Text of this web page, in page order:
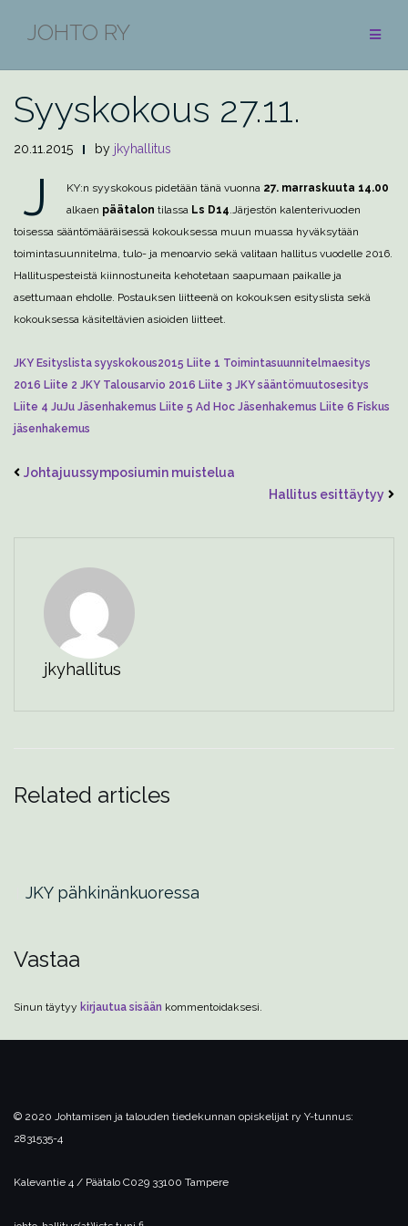
JOHTO RY
BLOGI
Syyskokous 27.11.
20.11.2015 by jkyhallitus
J KY:n syyskokous pidetään tänä vuonna 27. marraskuuta 14.00
alkaen päätalon tilassa Ls D14.Järjestön kalenterivuoden
toisessa sääntömääräisessä kokouksessa muun muassa hyväksytään
toimintasuunnitelma, tulo- ja menoarvio sekä valitaan hallitus vuodelle 2016.
Hallituspesteistä kiinnostuneita kehotetaan saapumaan paikalle ja
asettumaan ehdolle. Postauksen liitteenä on kokouksen esityslista sekä
kokouksessa käsiteltävien asioiden liitteet.
JKY Esityslista syyskokous2015 Liite 1 Toimintasuunnitelmaesitys
2016 Liite 2 JKY Talousarvio 2016 Liite 3 JKY sääntömuutosesitys
Liite 4 JuJu Jäsenhakemus Liite 5 Ad Hoc Jäsenhakemus Liite 6 Fiskus
jäsenhakemus
Johtajuussymposiumin muistelua
Hallitus esittäytyy
jkyhallitus
Related articles
JKY pähkinänkuoressa
Vastaa
Sinun täytyy kirjautua sisään kommentoidaksesi.
© 2020 Johtamisen ja talouden tiedekunnan opiskelijat ry Y-tunnus:
2831535-4
Kalevantie 4 / Päätalo C029 33100 Tampere